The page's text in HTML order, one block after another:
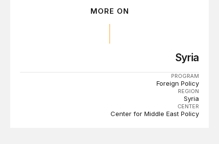
MORE ON
Syria
PROGRAM
Foreign Policy
REGION
Syria
CENTER
Center for Middle East Policy